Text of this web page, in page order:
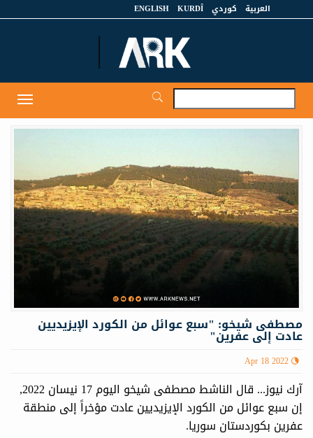
العربية كوردي KURDÎ
ENGLISH
مصطفى شيخو: "سبع عوائل من الكورد الإيزيديين
عادت إلى عفرين"
Apr 18 2022
آرك نيوز... قال الناشط مصطفى شيخو اليوم 17 نيسان 2022,
إن سبع عوائل من الكورد الإيزيديين عادت مؤخراً إلى منطقة
عفرين بكوردستان سوريا.